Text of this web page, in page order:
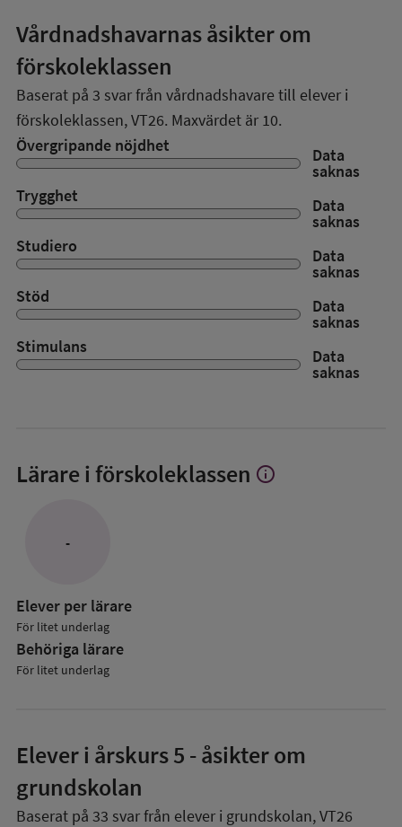
Vårdnadshavarnas åsikter om
förskoleklassen
Baserat på 3 svar från vårdnadshavare till elever i
förskoleklassen,VT26. Maxvärdet är 10.
Övergripande nöjdhet
Data
saknas
Trygghet
Data
saknas
Studiero
Data
saknas
Stöd
Data
saknas
Stimulans
Data
saknas
Lärare i förskoleklassen Visa
info
-
Elever per lärare
För litet underlag
Behöriga lärare
För litet underlag
Elever i årskurs 5 - åsikter om
grundskolan
Baserat på 33 svar från elever i grundskolan,VT26